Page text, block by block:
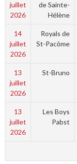
juillet
2026
de Sainte-
Hélène
14
juillet
2026
Royals de
St-Pacôme
13
juillet
2026
St-Bruno
13
juillet
2026
Les Boys
Pabst